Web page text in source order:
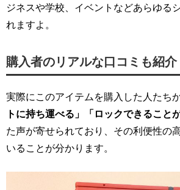
ジネスや学校、イベントなどあらゆる
れますよ。
購入者のリアルな口コミも紹介
実際にこのアイテムを購入した人たちか
トに持ち運べる」「ロックできること
た声が寄せられており、その利便性の
いることが分かります。